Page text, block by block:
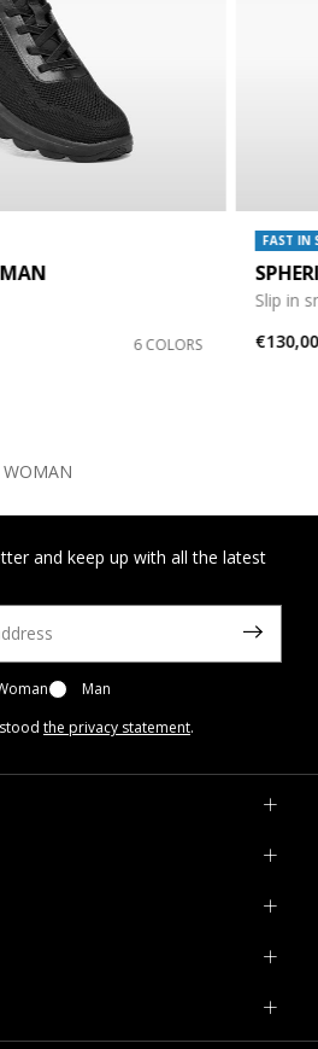
WOMAN
6 COLORS
FAST IN
Slip in
€130,00
and keep up with all the latest
Man
the privacy statement.